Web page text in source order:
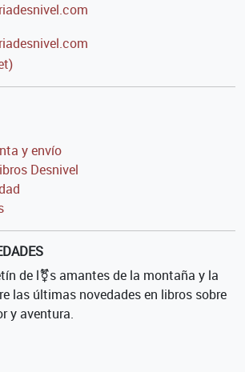
y envío
Desnivel
de l⚧s amantes de la montaña y la
las últimas novedades en libros sobre
y aventura.